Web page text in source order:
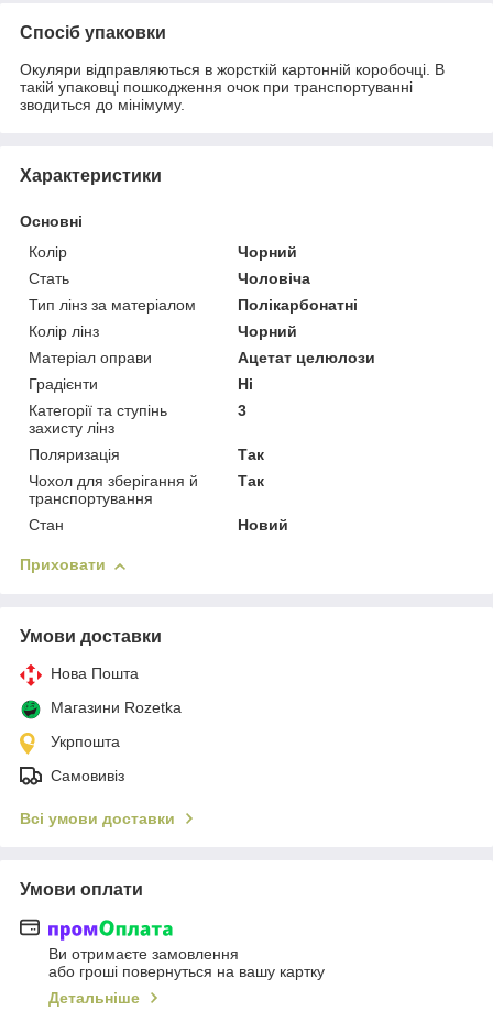
Спосіб упаковки
Окуляри відправляються в жорсткій картонній коробочці. В
такій упаковці пошкодження очок при транспортуванні
зводиться до мінімуму.
Характеристики
Основні
Колір
Чорний
Стать
Чоловіча
Тип лінз за матеріалом
Полікарбонатні
Колір лінз
Чорний
Матеріал оправи
Ацетат целюлози
Градієнти
Ні
Категорії та ступінь
захисту лінз
3
Поляризація
Так
Чохол для зберігання й
транспортування
Так
Стан Новий
Приховати
Умови доставки
Нова Пошта
Магазини Rozetka
Укрпошта
Самовивіз
Всі умови доставки
Умови оплати
Ви отримаєте замовлення
або гроші повернуться на вашу картку
Детальніше